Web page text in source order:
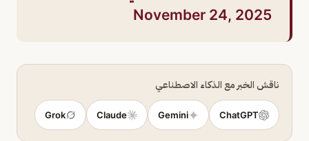
November 24, 2025
ناقش الخبر مع الذكاء الاصطناعي
ChatGPT
Gemini
Claude
Grok